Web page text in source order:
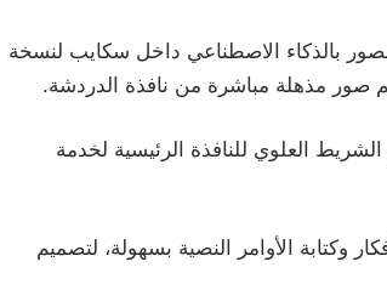
بالذكاء الاصطناعي داخل سكايب لنسخة
العلوي للنافذة الرئيسية لخدمة
الأوامر النصية بسهولة، لتصميم